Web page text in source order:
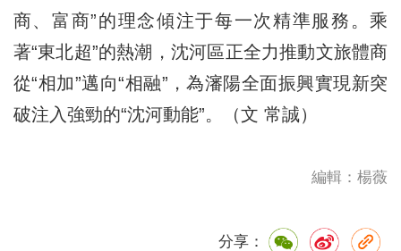
商、富商”的理念傾注于每一次精準服務。乘
著“東北超”的熱潮，沈河區正全力推動文旅體商
從“相加”邁向“相融”，為瀋陽全面振興實現新突
破注入強勁的“沈河動能”。（文 常誠）
編輯：楊薇
分享：